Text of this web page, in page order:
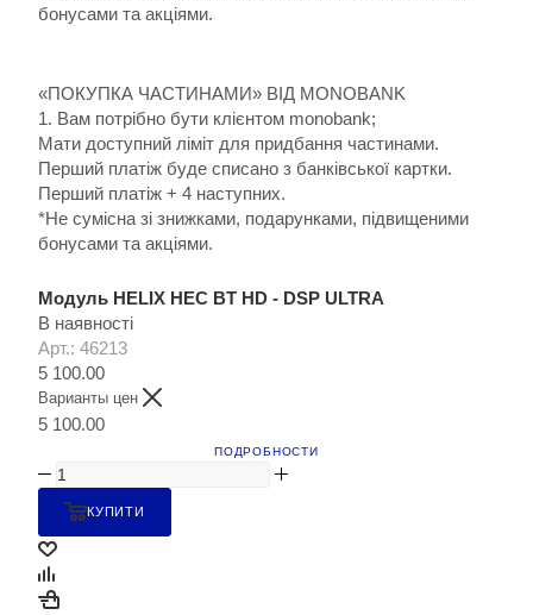
бонусами та акціями.
«ПОКУПКА ЧАСТИНАМИ» ВІД MONOBANK
1. Вам потрібно бути клієнтом monobank;
Мати доступний ліміт для придбання частинами.
Перший платіж буде списано з банківської картки.
Перший платіж + 4 наступних.
*Не сумісна зі знижками, подарунками, підвищеними
бонусами та акціями.
Модуль HELIX HEC BT HD - DSP ULTRA
В наявності
Арт.: 46213
5 100.00
Варианты цен
5 100.00
ПОДРОБНОСТИ
КУПИТИ